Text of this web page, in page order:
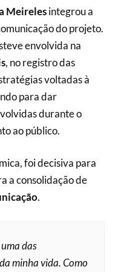
Meirelesintegrou a
do projeto.
envolvida na
, no registro das
voltadas à
para dar
durante o
ao público.
foi decisiva para
a consolidação de
.
das
da minha vida. Como